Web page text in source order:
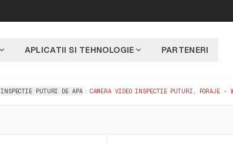
APLICATII SI TEHNOLOGIE PARTENERI
INSPECTIE PUTURI DE APA CAMERA VIDEO INSPECTIE PUTURI, FORAJE -